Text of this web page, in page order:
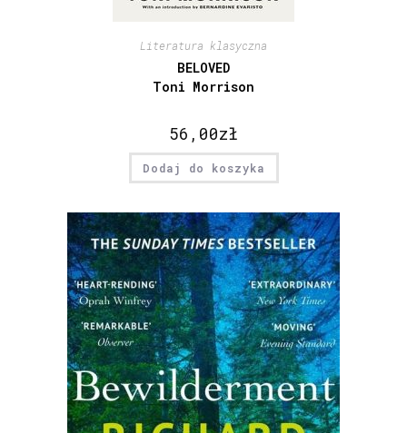
Literatura klasyczna
BELOVED
Toni Morrison
56,00zł
Dodaj do koszyka